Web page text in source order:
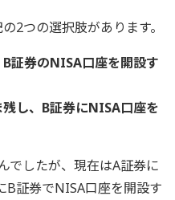
2つの選択肢があります。
証券のNISA口座を開設す
し、B証券にNISA口座を
でしたが、現在はA証券に
B証券でNISA口座を開設す